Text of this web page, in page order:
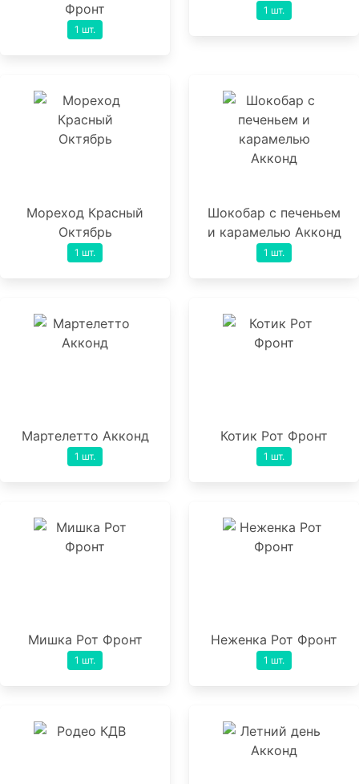
Фронт
1 шт.
1 шт.
Мореход Красный
Октябрь
1 шт.
Шокобар с печеньем
и карамелью Акконд
1 шт.
Мартелетто Акконд
1 шт.
Котик Рот Фронт
1 шт.
Мишка Рот Фронт
1 шт.
Неженка Рот Фронт
1 шт.